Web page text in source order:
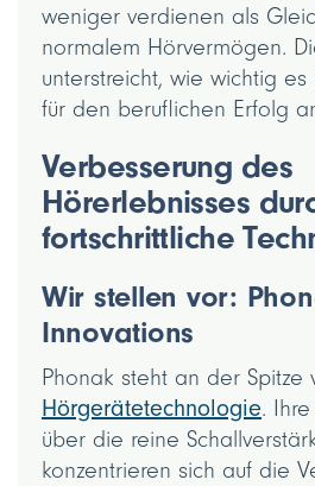
weniger verdienen als
normalem Hörvermögen.
unterstreicht, wie wichtig
für den beruflichen Erfolg
Verbesserung des
Hörerlebnisses
fortschrittliche
Wir stellen vor:
Innovations
Phonak steht an der Spitze
Hörgerätetechnologie.
über die reine
konzentrieren sich auf die